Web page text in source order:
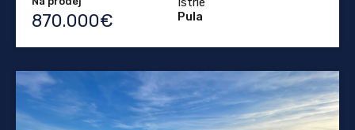
870.000€
Pula